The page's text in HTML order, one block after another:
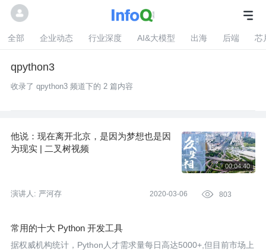
全部 企业动态 行业深度 AI&大模型 出海 后端 芯
qpython3
收录了 qpython3 频道下的 2 篇内容
他说：现在离开北京，是因为梦想也是因
为现实 | 二叉树视频
演讲人: 严河存 2020-03-06  803
常用的十大 Python 开发工具
据权威机构统计，Python人才需求量每日高达5000+,但目前市场上